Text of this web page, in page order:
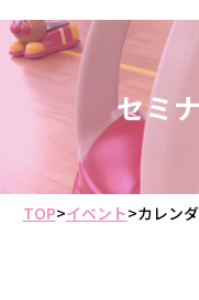
セミ
TOP>イベント>カレン